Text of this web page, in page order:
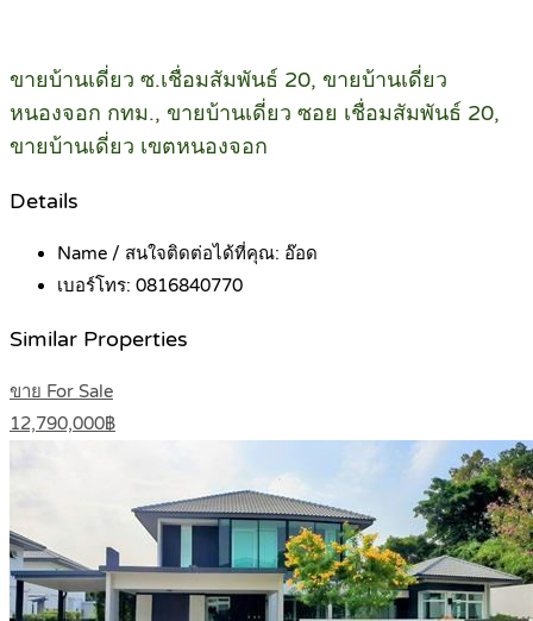
ขายบ้านเดี่ยว ซ.เชื่อมสัมพันธ์ 20, ขายบ้านเดี่ยว
หนองจอก กทม., ขายบ้านเดี่ยว ซอย เชื่อมสัมพันธ์ 20,
ขายบ้านเดี่ยว เขตหนองจอก
Details
Name / สนใจติดต่อได้ที่คุณ: อ๊อด
เบอร์โทร: 0816840770
Similar Properties
ขาย For Sale
12,790,000฿